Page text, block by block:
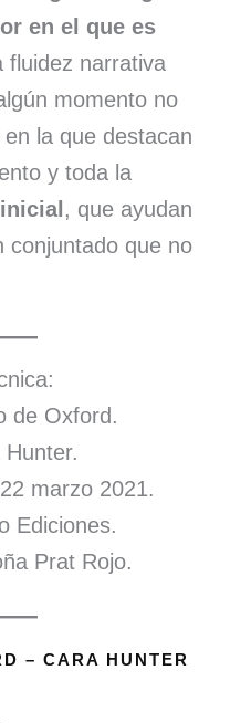
en el que es
fluidez narrativa
momento no
la que destacan
y toda la
, que ayudan
conjuntado que no
de Oxford.
marzo 2021.
Ediciones.
Prat Rojo.
– CARA HUNTER